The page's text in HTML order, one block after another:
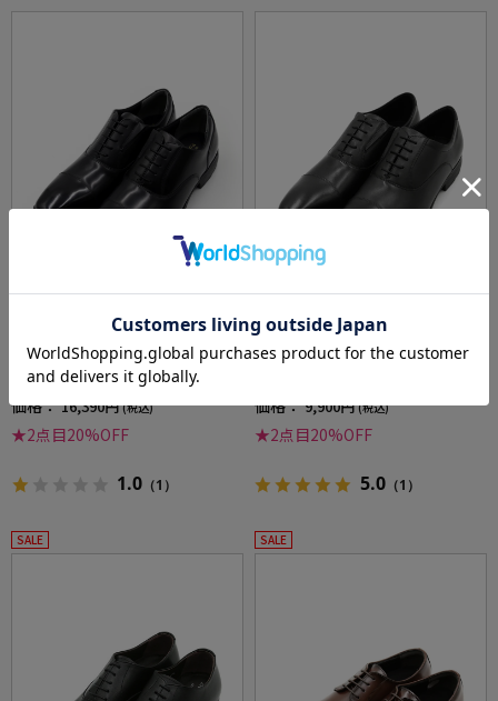
【軽量】シューズストレートチップ【Busines
sFitEX-ビジネスフィットEX-】アシックス通年
価格：16,390円 (税込)
★2点目20%OFF
1.0 （1）
ビジネスシューズストレートチップ内羽根テ
価格：9,900円 (税込)
★2点目20%OFF
5.0 （1）
SALE SALE